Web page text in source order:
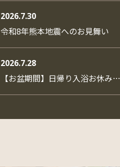
2026.7.30
令和8年熊本地震へのお見舞い
2026.7.28
【お盆期間】日帰り入浴お休み…